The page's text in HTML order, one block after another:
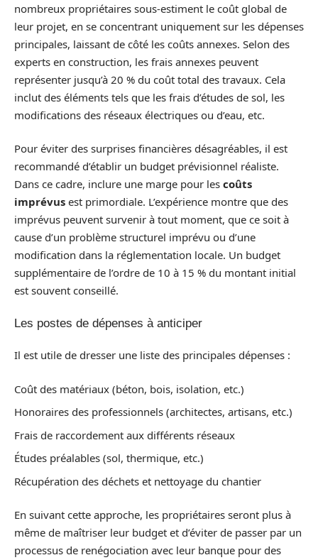
nombreux propriétaires sous-estiment le coût global de
leur projet, en se concentrant uniquement sur les dépenses
principales, laissant de côté les coûts annexes. Selon des
experts en construction, les frais annexes peuvent
représenter jusqu’à 20 % du coût total des travaux. Cela
inclut des éléments tels que les frais d’études de sol, les
modifications des réseaux électriques ou d’eau, etc.
Pour éviter des surprises financières désagréables, il est
recommandé d’établir un budget prévisionnel réaliste.
Dans ce cadre, inclure une marge pour les coûts
imprévus est primordiale. L’expérience montre que des
imprévus peuvent survenir à tout moment, que ce soit à
cause d’un problème structurel imprévu ou d’une
modification dans la réglementation locale. Un budget
supplémentaire de l’ordre de 10 à 15 % du montant initial
est souvent conseillé.
Les postes de dépenses à anticiper
Il est utile de dresser une liste des principales dépenses :
Coût des matériaux (béton, bois, isolation, etc.)
Honoraires des professionnels (architectes, artisans, etc.)
Frais de raccordement aux différents réseaux
Études préalables (sol, thermique, etc.)
Récupération des déchets et nettoyage du chantier
En suivant cette approche, les propriétaires seront plus à
même de maîtriser leur budget et d’éviter de passer par un
processus de renégociation avec leur banque pour des